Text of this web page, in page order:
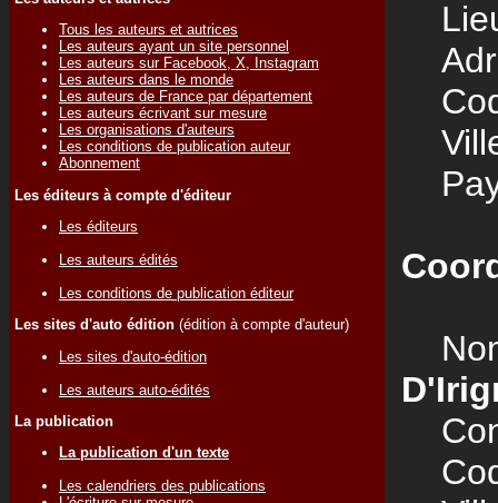
Tous les auteurs et autrices
Les auteurs ayant un site personnel
Les auteurs sur Facebook, X, Instagram
Les auteurs dans le monde
Les auteurs de France par département
Les auteurs écrivant sur mesure
Les organisations d'auteurs
Les conditions de publication auteur
Abonnement
Les éditeurs à compte d'éditeur
Les éditeurs
Les auteurs édités
Les conditions de publication éditeur
Les sites d'auto édition (édition à compte d'auteur)
Les sites d'auto-édition
Les auteurs auto-édités
La publication
La publication d'un texte
Les calendriers des publications